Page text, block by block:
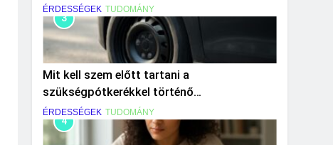
ÉRDESSÉGEK TUDOMÁNY
3
Mit kell szem előtt tartani a
szükségpótkerékkel történő
közlekedéskor?
ÉRDESSÉGEK TUDOMÁNY
4